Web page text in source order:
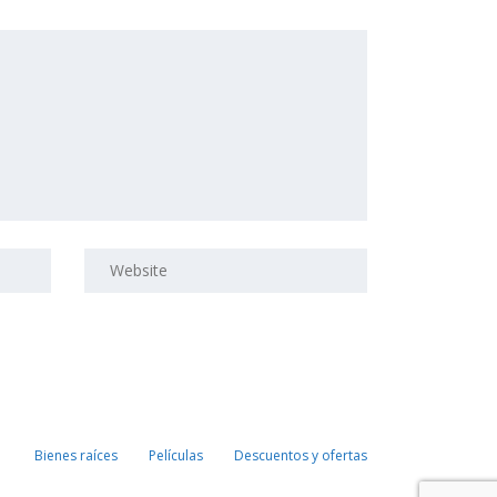
Bienes raíces Películas Descuentos y ofertas